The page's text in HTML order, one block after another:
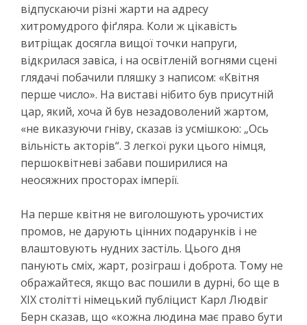
відпускаючи різні жарти на адресу
хитромудрого фіґляра. Коли ж цікавість
витріщак досягла вищої точки напруги,
відкрилася завіса, і на освітленій вогнями сцені
глядачі побачили пляшку з написом: «Квітня
перше число». На виставі нібито був присутній
цар, який, хоча й був незадоволений жартом,
«не виказуючи гніву, сказав із усмішкою: „Ось
вільність акторів“. З легкої руки цього німця,
першоквітневі забави поширилися на
неосяжних просторах імперії.
На перше квітня не виголошують урочистих
промов, не дарують цінних подарунків і не
влаштовують нудних застіль. Цього дня
панують сміх, жарт, розіграш і доброта. Тому не
ображайтеся, якщо вас пошили в дурні, бо ще в
ХIX столітті німецький публіцист Карл Людвіг
Берн сказав, що «кожна людина має право бути